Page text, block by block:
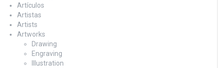
Artículos
Artistas
Artists
Artworks
Drawing
Engraving
Illustration